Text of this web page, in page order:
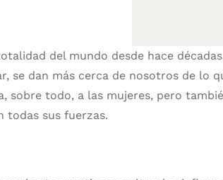
del mundo desde hace
se dan más cerca de nosotros de lo
sobre todo, a las mujeres, pero
todas sus fuerzas.